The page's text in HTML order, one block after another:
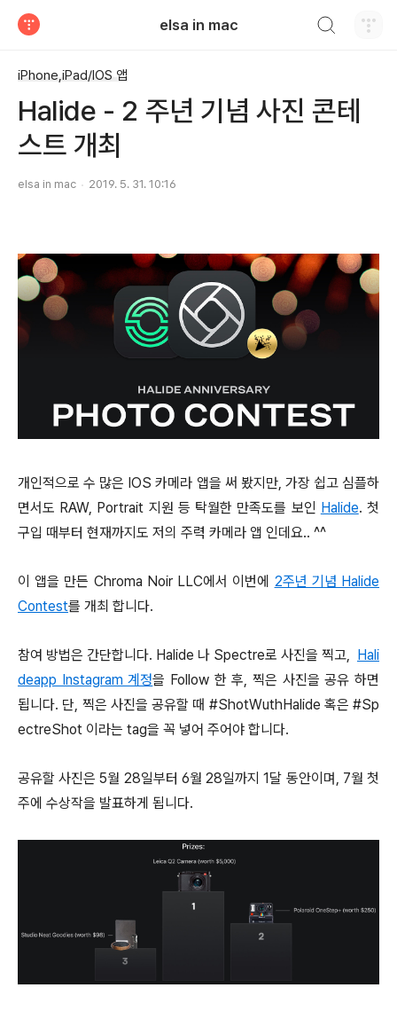
elsa in mac
iPhone,iPad/IOS 앱
Halide - 2 주년 기념 사진 콘테
스트 개최
elsa in mac 2019. 5. 31. 10:16
개인적으로 수 많은 IOS 카메라 앱을 써 봤지만, 가장 쉽고 심플하
면서도 RAW, Portrait 지원 등 탁월한 만족도를 보인 Halide. 첫
구입 때부터 현재까지도 저의 주력 카메라 앱 인데요.. ^^
이 앱을 만든 Chroma Noir LLC에서 이번에 2주년 기념 Halide
Contest를 개최 합니다.
참여 방법은 간단합니다. Halide 나 Spectre로 사진을 찍고, Hali
deapp Instagram 계정을 Follow 한 후, 찍은 사진을 공유 하면
됩니다. 단, 찍은 사진을 공유할 때 #ShotWuthHalide 혹은 #Sp
ectreShot 이라는 tag을 꼭 넣어 주어야 합니다.
공유할 사진은 5월 28일부터 6월 28일까지 1달 동안이며, 7월 첫
주에 수상작을 발표하게 됩니다.